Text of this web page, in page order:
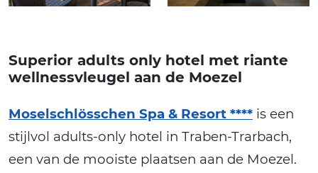
Superior adults only hotel met riante
wellnessvleugel aan de Moezel
Moselschlösschen Spa & Resort **** is een
stijlvol adults-only hotel in Traben-Trarbach,
een van de mooiste plaatsen aan de Moezel.